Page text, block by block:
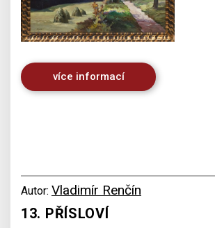
více informací
Autor: Vladimír Renčín
13. PŘÍSLOVÍ